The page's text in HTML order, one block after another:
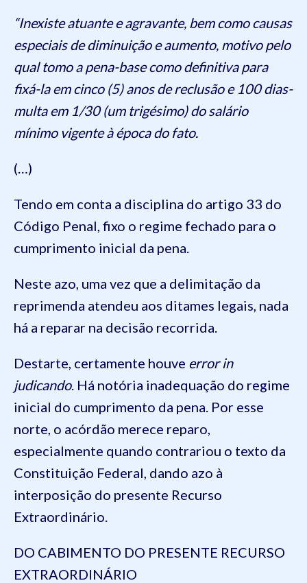
“Inexiste atuante e agravante, bem como causas
especiais de diminuição e aumento, motivo pelo
qual tomo a pena-base como definitiva para
fixá-la em cinco (5) anos de reclusão e 100 dias-
multa em 1/30 (um trigésimo) do salário
mínimo vigente à época do fato.
(…)
Tendo em conta a disciplina do artigo 33 do
Código Penal, fixo o regime fechado para o
cumprimento inicial da pena.
Neste azo, uma vez que a delimitação da
reprimenda atendeu aos ditames legais, nada
há a reparar na decisão recorrida.
Destarte, certamente houve error in
judicando. Há notória inadequação do regime
inicial do cumprimento da pena. Por esse
norte, o acórdão merece reparo,
especialmente quando contrariou o texto da
Constituição Federal, dando azo à
interposição do presente Recurso
Extraordinário.
DO CABIMENTO DO PRESENTE RECURSO
EXTRAORDINÁRIO